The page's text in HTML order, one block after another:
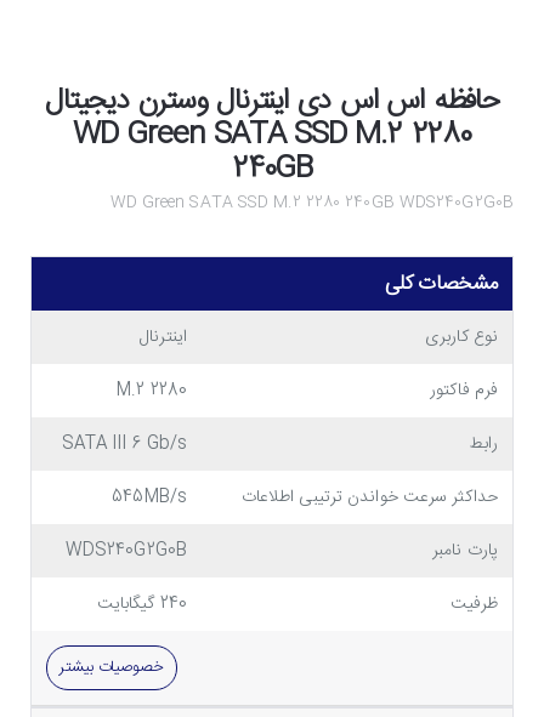
حافظه اس اس دی اینترنال وسترن دیجیتال
WD Green SATA SSD M.2 2280
240GB
WD Green SATA SSD M.2 2280 240GB WDS240G2G0B
مشخصات کلی
نوع کاربری
اینترنال
فرم فاکتور
M.2 2280
رابط
SATA III 6 Gb/s
حداکثر سرعت خواندن ترتیبی اطلاعات
545MB/s
پارت نامبر
WDS240G2G0B
ظرفیت
240 گیگابایت
خصوصیات بیشتر